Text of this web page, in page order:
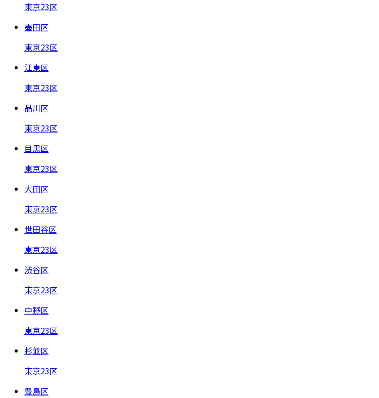
東京23区
墨田区
東京23区
江東区
東京23区
品川区
東京23区
目黒区
東京23区
大田区
東京23区
世田谷区
東京23区
渋谷区
東京23区
中野区
東京23区
杉並区
東京23区
豊島区